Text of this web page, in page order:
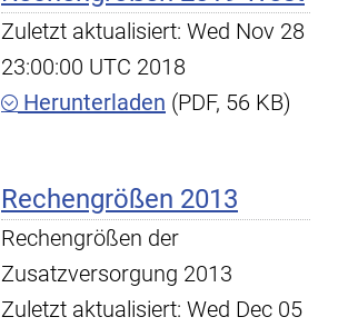
Zuletzt aktualisiert: Wed Nov 28
23:00:00 UTC 2018
Herunterladen (PDF, 56 KB)
Rechengrößen 2013
Rechengrößen der
Zusatzversorgung 2013
Zuletzt aktualisiert: Wed Dec 05